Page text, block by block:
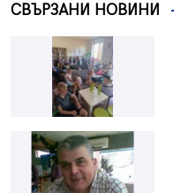
СВЪРЗАНИ НОВИНИ